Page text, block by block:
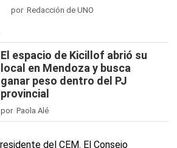
por Redacción de UNO
El espacio de Kicillof abrió su
local en Mendoza y busca
ganar peso dentro del PJ
provincial
por Paola Alé